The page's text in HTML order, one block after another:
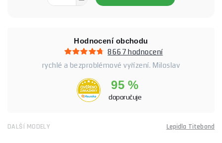
Hodnocení obchodu
8667 hodnocení
rychlé a bezproblémové vyřízení. Miloslav
95 %
doporučuje
DALŠÍ MODELY Lepidla Titebond